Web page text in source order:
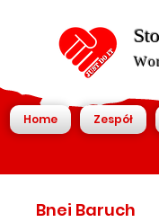
Home Zespół
Bnei Baruch